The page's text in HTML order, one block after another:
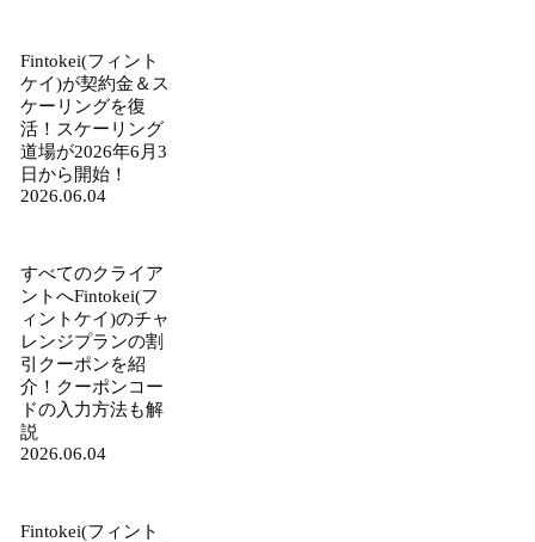
Fintokei(フィント
ケイ)が契約金＆ス
ケーリングを復
活！スケーリング
道場が2026年6月3
日から開始！
2026.06.04
すべてのクライア
ントへFintokei(フ
ィントケイ)のチャ
レンジプランの割
引クーポンを紹
介！クーポンコー
ドの入力方法も解
説
2026.06.04
Fintokei(フィント